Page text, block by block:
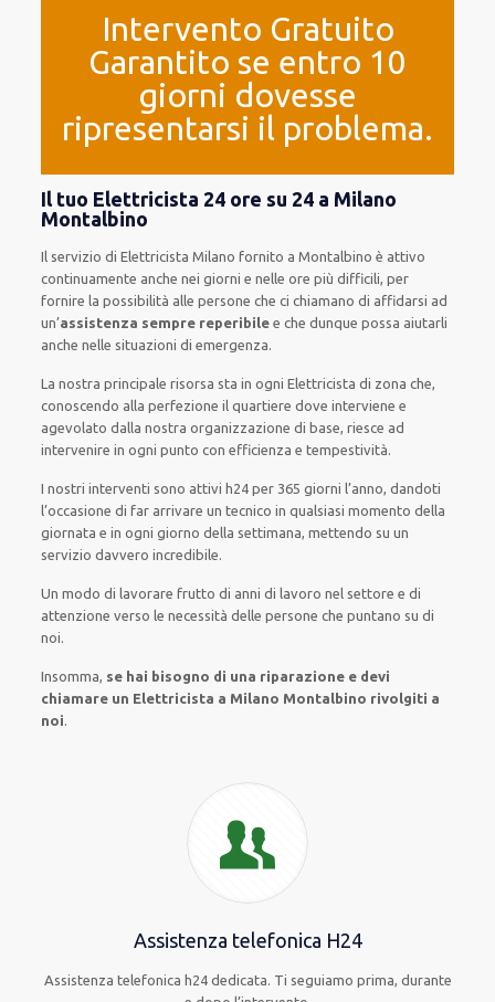
Intervento Gratuito
Garantito se entro 10
giorni dovesse
ripresentarsi il problema.
Il tuo Elettricista 24 ore su 24 a Milano
Montalbino
Il servizio di Elettricista Milanofornito a Montalbino è attivo
continuamente anchenei giorni e nelle ore piùdifficili, per
fornire la possibilità alle persone che ci chiamano di affidarsi ad
un’assistenza sempre reperibile e chedunque possa aiutarli
anchenelle situazioni di emergenza.
La nostra principale risorsa sta in ogni Elettricista di zona che,
conoscendo alla perfezione il quartiere dove interviene e
agevolato dalla nostra organizzazione di base, riesce ad
intervenire in ogni punto con efficienza e tempestività.
I nostri interventi sono attivi h24per 365 giorni l’anno, dandoti
l’occasione di far arrivare untecnico inqualsiasi momento della
giornata e inogni giorno della settimana, mettendo su un
serviziodavvero incredibile.
Un modo di lavorare frutto di anni di lavoro nel settore e di
attenzione verso le necessitàdelle persone che puntano su di
noi.
Insomma, se hai bisogno di una riparazione e devi
chiamare un Elettricista a Milano Montalbino rivolgiti a
noi.
Assistenza telefonica H24
Assistenza telefonica h24 dedicata. Ti seguiamo prima, durante